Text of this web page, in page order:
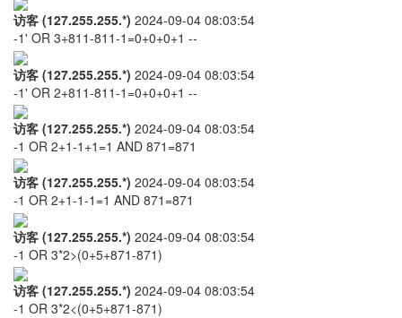
访客 (127.255.255.*) 2024-09-04 08:03:54
-1' OR 3+811-811-1=0+0+0+1 --
访客 (127.255.255.*) 2024-09-04 08:03:54
-1' OR 2+811-811-1=0+0+0+1 --
访客 (127.255.255.*) 2024-09-04 08:03:54
-1 OR 2+1-1+1=1 AND 871=871
访客 (127.255.255.*) 2024-09-04 08:03:54
-1 OR 2+1-1-1=1 AND 871=871
访客 (127.255.255.*) 2024-09-04 08:03:54
-1 OR 3*2>(0+5+871-871)
访客 (127.255.255.*) 2024-09-04 08:03:54
-1 OR 3*2<(0+5+871-871)